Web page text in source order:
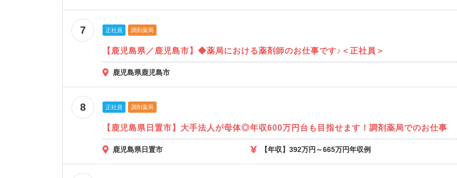
7 正社員 調剤薬局
【鹿児島県／鹿児島市】◆薬局における薬剤師のお仕事です♪＜正社員＞
鹿児島県鹿児島市
8 正社員 調剤薬局
【鹿児島県日置市】大手法人が母体◎年収600万円台も目指せます！調剤薬局でのお仕事
鹿児島県日置市 【年収】392万円～665万円年収例